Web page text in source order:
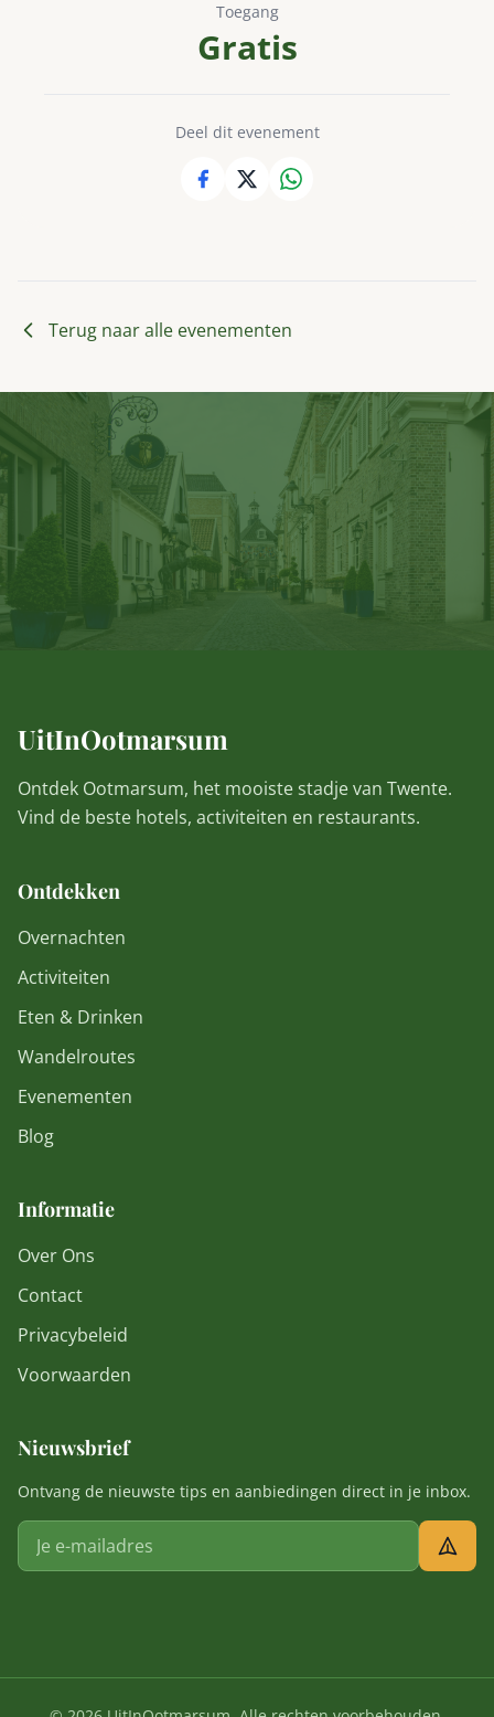
Toegang
Gratis
Deel dit evenement
Terug naar alle evenementen
UitInOotmarsum
Ontdek Ootmarsum, het mooiste stadje van Twente.
Vind de beste hotels, activiteiten en restaurants.
Ontdekken
Overnachten
Activiteiten
Eten & Drinken
Wandelroutes
Evenementen
Blog
Informatie
Over Ons
Contact
Privacybeleid
Voorwaarden
Nieuwsbrief
Ontvang de nieuwste tips en aanbiedingen direct in je inbox.